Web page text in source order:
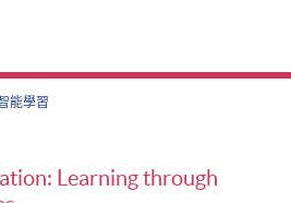
能學習
Learning through